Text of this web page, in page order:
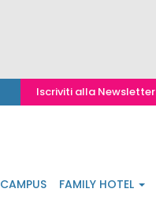
Iscriviti alla Newsletter
CAMPUS FAMILY HOTEL